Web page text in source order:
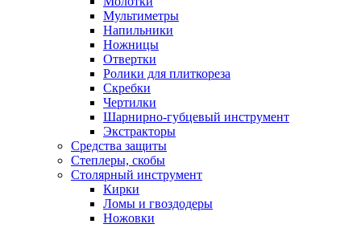
Мультиметры
Напильники
Ножницы
Отвертки
Ролики для плиткореза
Скребки
Чертилки
Шарнирно-губцевый инструмент
Экстракторы
Средства защиты
Степлеры, скобы
Столярный инструмент
Кирки
Ломы и гвоздодеры
Ножовки